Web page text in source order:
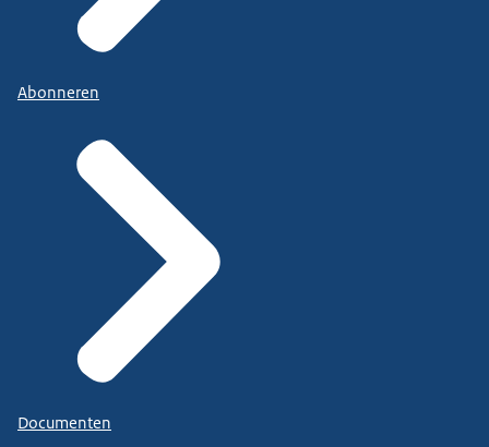
Abonneren
Documenten